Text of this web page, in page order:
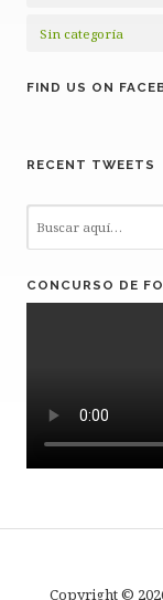
Sin categoría
FIND US ON
RECENT TWEETS
CONCURSO DE
Copyright ©